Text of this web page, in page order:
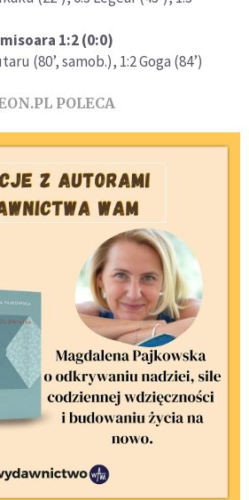
1:2 (0:0)
(80’, samob.), 1:2 Goga (84’)
POLECA